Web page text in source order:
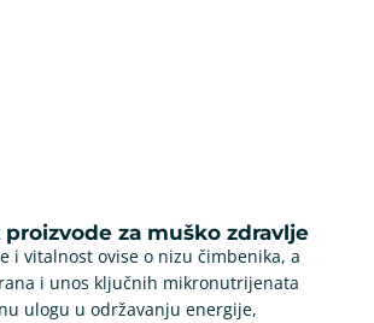
za muško zdravlje
i vitalnost ovise o nizu čimbenika, a
i unos ključnih mikronutrijenata
ulogu u održavanju energije,